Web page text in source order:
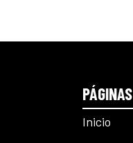
PÁGINAS
Inicio